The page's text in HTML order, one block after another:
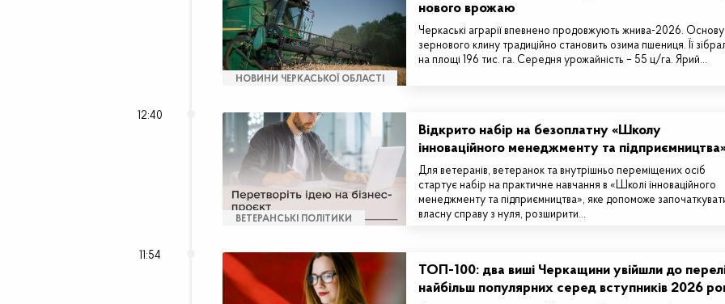
НОВИНИ ЧЕРКАСЬКОЇ ОБЛАСТІ
нового врожаю
Черкаські аграрії впевнено продовжують жнива-2026. Основу
зернового клину традиційно становить озима пшениця. Її
на площі 196 тис. га. Середня урожайність – 55 ц/га. Ярий…
12:40
ВЕТЕРАНСЬКІ ПОЛІТИКИ
Відкрито набір на безоплатну «Школу
інноваційного менеджменту та
Для ветеранів, ветеранок та внутрішньо переміщених осіб
стартує набір на практичне навчання в «Школі інноваційного
менеджменту та підприємництва», яке допоможе
власну справу з нуля, розширити…
11:54
ТОП-100: два виші Черкащини увійшли до
найбільш популярних серед вступників 2026